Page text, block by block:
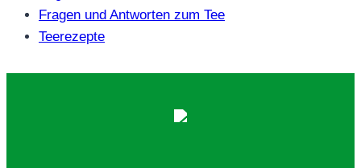
Fragen und Antworten zum Tee
Teerezepte